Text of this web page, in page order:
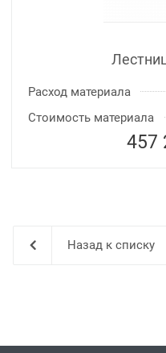
Расход материала
Стоимость материала
457
Назад к списку